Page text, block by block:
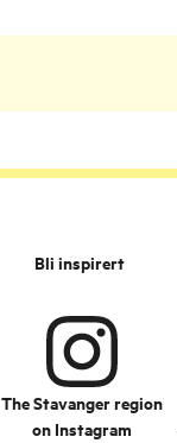
Bli inspirert
The Stavanger region
on Instagram